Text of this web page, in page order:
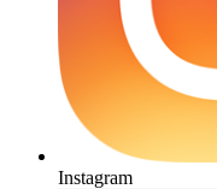
Instagram